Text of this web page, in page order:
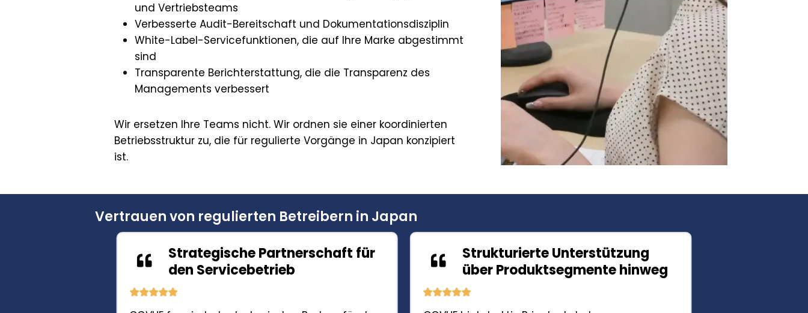
und Vertriebsteams
Verbesserte Audit-Bereitschaft und Dokumentationsdisziplin
White-Label-Servicefunktionen, die auf Ihre Marke abgestimmt
sind
Transparente Berichterstattung, die die Transparenz des
Managements verbessert
Wir ersetzen Ihre Teams nicht. Wir ordnen sie einer koordinierten
Betriebsstruktur zu, die für regulierte Vorgänge in Japan konzipiert
ist.
Vertrauen von regulierten Betreibern in Japan
Strategische Partnerschaft für
den Servicebetrieb
Strukturierte Unterstützung
über Produktsegmente hinweg